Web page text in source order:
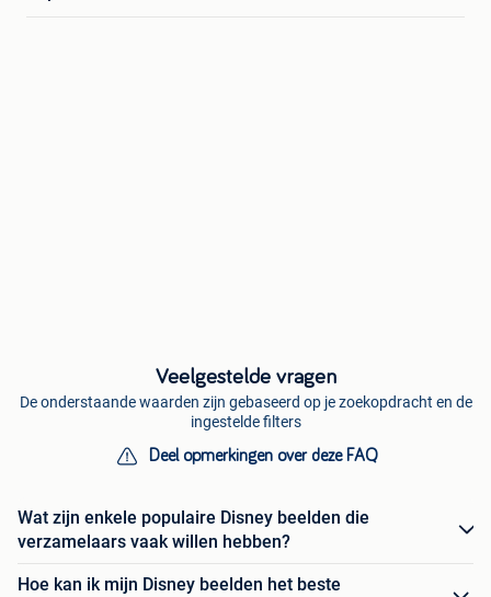
Veelgestelde vragen
De onderstaande waarden zijn gebaseerd op je zoekopdracht en de
ingestelde filters
Deel opmerkingen over deze FAQ
Wat zijn enkele populaire Disney beelden die
verzamelaars vaak willen hebben?
Hoe kan ik mijn Disney beelden het beste